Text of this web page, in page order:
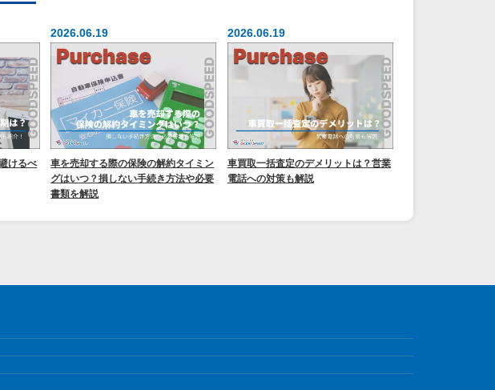
けるべ
2026.06.19
車を売却する際の保険の解約タイミン
グはいつ？損しない手続き方法や必要
書類を解説
2026.06.19
車買取一括査定のデメリットは？営業
電話への対策も解説